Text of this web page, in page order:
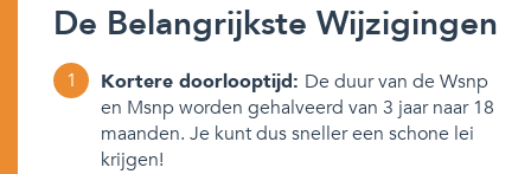
De Belangrijkste Wijzigingen
Kortere doorlooptijd: De duur van de Wsnp
en Msnp worden gehalveerd van 3 jaar naar 18
maanden. Je kunt dus sneller een schone lei
krijgen!